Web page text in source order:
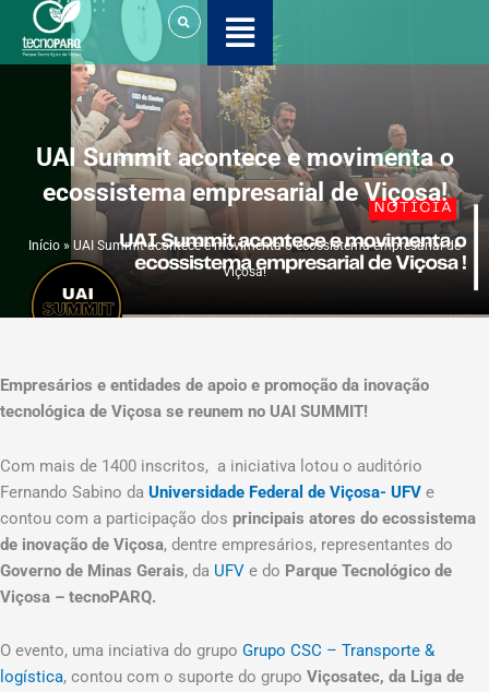
para
o
UAI Summit acontece e movimenta o
ecossistema empresarial de Viçosa!
Início » UAI Summit acontece e movimenta o ecossistema empresarial de
Viçosa!
Empresários e entidades de apoio e promoção da inovação
tecnológica de Viçosa se reunem no UAI SUMMIT!
Com mais de 1400 inscritos, a iniciativa lotou o auditório
Fernando Sabino da Universidade Federal de Viçosa- UFV e
contou com a participação dos principais atores do ecossistema
de inovação de Viçosa, dentre empresários, representantes do
Governo de Minas Gerais, da UFV e do Parque Tecnológico de
Viçosa – tecnoPARQ.
O evento, uma inciativa do grupo Grupo CSC – Transporte &
logística, contou com o suporte do grupo Viçosatec, da Liga de